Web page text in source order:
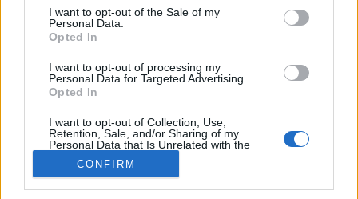
consent section.
I want to opt-out of the Sale of my
Personal Data.
Opted In
I want to opt-out of processing my
Personal Data for Targeted Advertising.
Opted In
I want to opt-out of Collection, Use,
Retention, Sale, and/or Sharing of my
Personal Data that Is Unrelated with the
Purposes for which it was collected.
Opted Out
CONFIRM